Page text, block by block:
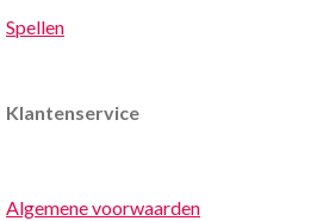
Spellen
Klantenservice
Algemene voorwaarden